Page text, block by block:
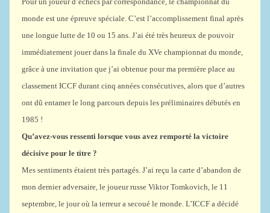
monde est une épreuve spéciale. C’est l’accomplissement final après
une longue lutte de 10 ou 15 ans. J’ai été très heureux de pouvoir
immédiatement jouer dans la finale du XVe championnat du monde,
grâce à une invitation que j’ai obtenue pour ma première place au
classement ICCF durant cinq années consécutives, alors que d’autres
ont dû entamer le long parcours depuis les préliminaires débutés en
1985 !
Qu’avez-vous ressenti lorsque vous avez remporté la victoire
décisive pour le titre ?
Mes sentiments étaient très partagés. J’ai reçu la carte d’abandon de
mon dernier adversaire, le joueur russe Viktor Tomkovich, le 11
septembre, le jour où la terreur a secoué le monde. L’ICCF a décidé